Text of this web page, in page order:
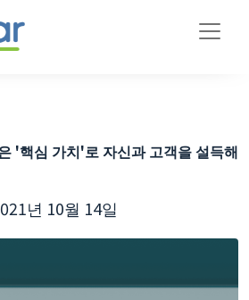
'핵심 가치'로 자신과 고객을 설득해
년 10월 14일